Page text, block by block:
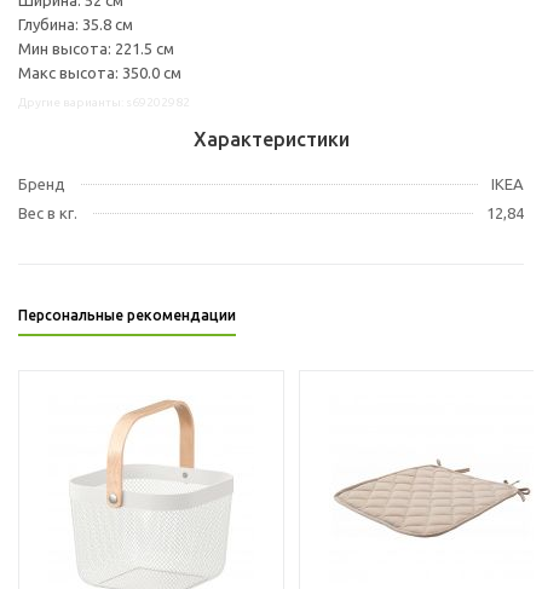
Глубина: 35.8 см
Мин высота: 221.5 см
Макс высота: 350.0 см
Характеристики
Бренд
IKEA
Вес в кг.
12,84
Персональные рекомендации